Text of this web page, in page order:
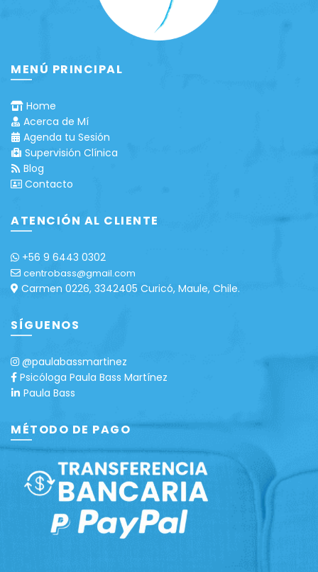
MENÚ PRINCIPAL
Home
Acerca de Mí
Agenda tu Sesión
Supervisión Clínica
Blog
Contacto
ATENCIÓN AL CLIENTE
+56 9 6443 0302
centrobass@gmail.com
Carmen 0226, 3342405 Curicó, Maule, Chile.
SÍGUENOS
@paulabassmartinez
Psicóloga Paula Bass Martínez
Paula Bass
MÉTODO DE PAGO